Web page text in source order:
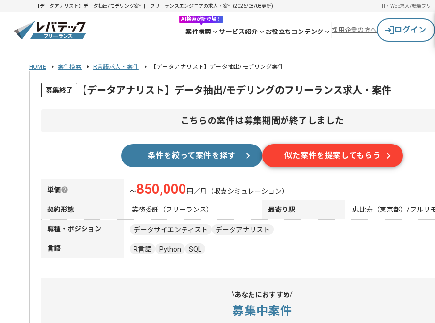
【データアナリスト】データ抽出/モデリング案件| ITフリーランスエンジニアの求人・案件(2026/08/08更新) IT・Web求人/転職フリ
AI検索が新登場！
案件検索 サービス紹介 お役立ちコンテンツ 採用企業の方へ ログイン
HOME 案件検索 R言語求人・案件 【データアナリスト】データ抽出/モデリング案件
募集終了 【データアナリスト】データ抽出/モデリングのフリーランス求人・案件
こちらの案件は募集期間が終了しました
条件を絞って案件を探す 似た案件を提案してもらう
単価 〜850,000 円／月 （収支シミュレーション）
契約形態 業務委託（フリーランス） 最寄り駅 恵比寿（東京都）/フルリ
職種・ポジション データサイエンティスト データアナリスト
言語 R言語 Python SQL
あなたにおすすめ
募集中案件